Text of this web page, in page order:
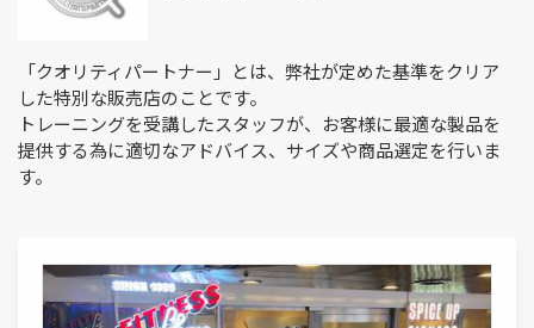
「クオリティパートナー」とは、弊社が定めた基準をクリア
した特別な販売店のことです。
トレーニングを受講したスタッフが、お客様に最適な製品を
提供する為に適切なアドバイス、サイズや商品選定を行いま
す。